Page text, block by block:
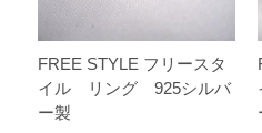
FREE STYLE フリースタ
イル リング 925シルバ
ー製